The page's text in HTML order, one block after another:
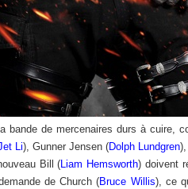
bande de mercenaires durs à cuire,
Li), Gunner Jensen (Dolph Lundgren
Bill (Liam Hemsworth) doivent
de Church (Bruce Willis), ce